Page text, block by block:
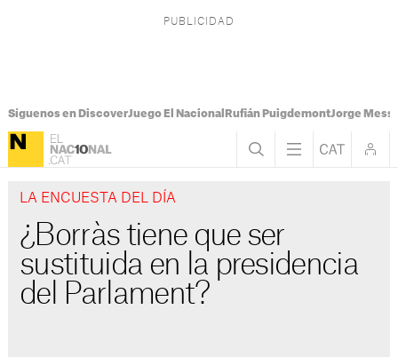
Síguenos en DiscoverJuego El Nacional Rufián PuigdemontJorge Messi
LA ENCUESTA DEL DÍA
¿Borràs tiene que ser
sustituida en la presidencia
del Parlament?